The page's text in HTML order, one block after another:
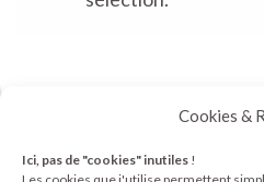
Cookies &
Ici, pas de "cookies" inutiles !
©2025 Pachamoni -